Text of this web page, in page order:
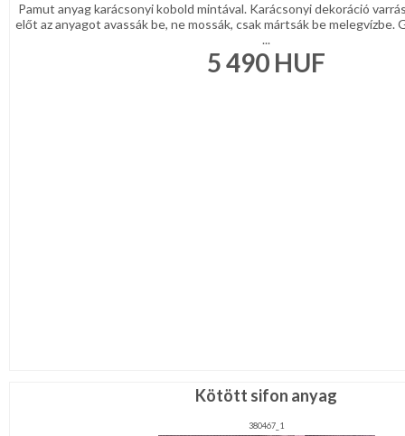
Pamut anyag karácsonyi kobold mintával. Karácsonyi dekoráció
előt az anyagot avassák be, ne mossák, csak mártsák be melegvízbe.
...
5 490 HUF
Kötött sifon anyag
380467_1